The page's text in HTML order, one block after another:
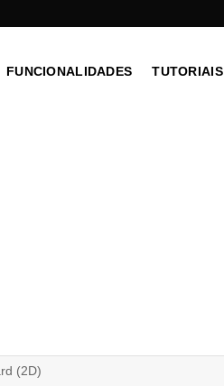
FUNCIONALIDADES TUTORIAIS